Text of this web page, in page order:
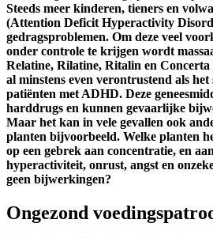
Steeds meer kinderen, tieners en
(Attention Deficit Hyperactivity
gedragsproblemen. Om deze veel
onder controle te krijgen wordt
Relatine, Rilatine, Ritalin en Concerta
al minstens even verontrustend als
patiënten met ADHD. Deze
harddrugs en kunnen gevaarlijke
Maar het kan in vele gevallen ook
planten bijvoorbeeld. Welke planten
op een gebrek aan concentratie, en
hyperactiviteit, onrust, angst en
geen bijwerkingen?
Ongezond